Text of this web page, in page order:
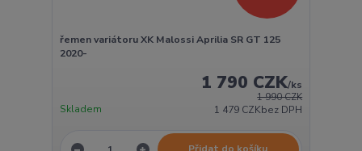
řemen variátoru XK Malossi Aprilia SR GT 125
2020-
1 990 CZK
1 790 CZK/ks
1 479 CZKbez DPH
Skladem